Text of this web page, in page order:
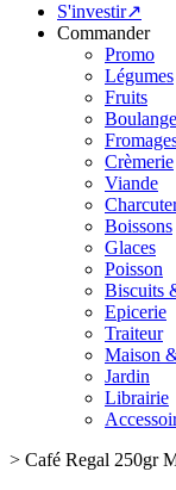
S'investir↗
Commander
Promo
Légumes
Fruits
Crèmerie
Viande
Boissons
Glaces
Poisson
Biscuits
Epicerie
Traiteur
Maison
Jardin
Librairie
> Café Regal 250gr